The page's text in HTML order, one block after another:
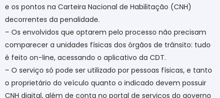
e os pontos na Carteira Nacional de Habilitação (CNH)
decorrentes da penalidade.
– Os envolvidos que optarem pelo processo não precisam
comparecer a unidades físicas dos órgãos de trânsito: tudo
é feito on-line, acessando o aplicativo da CDT.
– O serviço só pode ser utilizado por pessoas físicas, e tanto
o proprietário do veículo quanto o indicado devem possuir
CNH digital, além de conta no portal de serviços do governo